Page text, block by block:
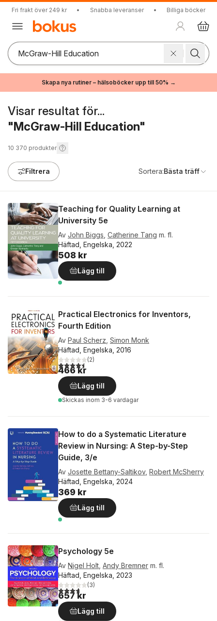
Fri frakt över 249 kr • Snabba leveranser • Billiga böcker
Skapa nya rutiner – hälsoböcker upp till 50% →
Visar resultat för...
"McGraw-Hill Education"
10 370 produkter
Filtrera Sortera:Bästa träff
Teaching for Quality Learning at
University 5e
Av John Biggs Catherine Tang m. fl.
Häftad, Engelska, 2022
508 kr
Lägg till
Practical Electronics for Inventors,
Fourth Edition
Av Paul Scherz Simon Monk
Häftad, Engelska, 2016
4,5utav 5 stjärnor. Totalt antal röster:
(2)
466 kr
Lägg till
Skickas inom 3-6 vardagar
How to do a Systematic Literature
Review in Nursing: A Step-by-Step
Guide, 3/e
Av Josette Bettany-Saltikov, Robert McSherry
Häftad, Engelska, 2024
369 kr
Lägg till
Psychology 5e
Av Nigel Holt Andy Bremner m. fl.
Häftad, Engelska, 2023
3,7utav 5 stjärnor. Totalt antal röster:
(3)
657 kr
Lägg till